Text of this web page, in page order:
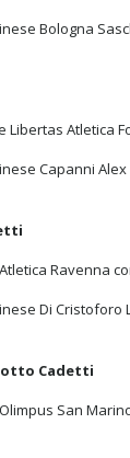
Bologna
Libertas Atletica
Capanni
Ravenna
Di Cristoforo
Cadetti
San